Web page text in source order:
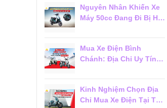
Nguyên Nhân Khiến Xe
Máy 50cc Đang Đi Bị Hụt
Mua Xe Điện Bình
Chánh: Địa Chỉ Uy Tín,
Kinh Nghiệm Chọn Địa
Chỉ Mua Xe Điện Tại Tân